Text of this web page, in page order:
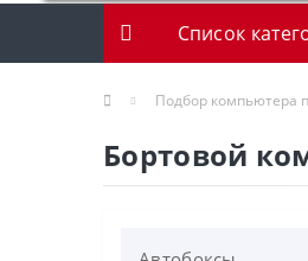
Список
Подбор компьютера
Бортовой